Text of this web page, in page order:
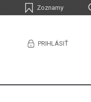
Zoznamy
PRIHLÁSIŤ